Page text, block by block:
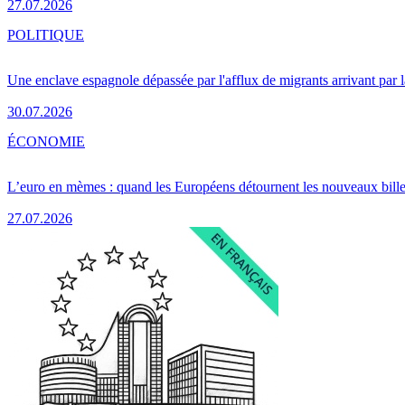
27.07.2026
Une enclave espagnole dépassée par l'afflux de migrants arrivant par
30.07.2026
POLITIQUE
L’euro en mèmes : quand les Européens détournent les nouveaux
27.07.2026
ÉCONOMIE